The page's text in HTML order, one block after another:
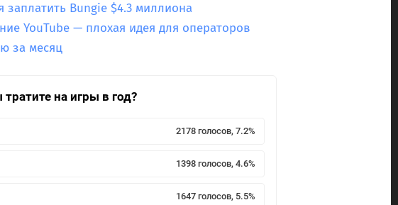
заплатить Bungie $4.3 миллиона
YouTube — плохая идея для операторов
за месяц
на игры в год?
2178 голосов, 7.2%
1398 голосов, 4.6%
1647 голосов, 5.5%